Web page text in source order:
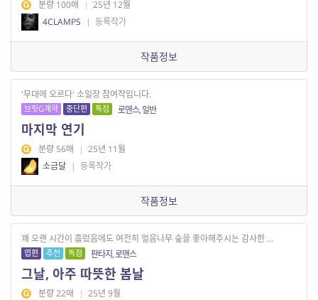
분량 100매 | 25년 12월
4CLAMPS
| 등록작가
작품정보
'무대에 오르다' 소일장 참여작입니다.
브릿G계약 중단편 독점 로맨스, 일반
마지막 연기
분량 56매 | 25년 11월
소금달 | 등록작가
작품정보
꽤 오랜 시간이 흘렀음에도 여전히 얼음나무 숲을 좋아해주시는 감사한 ...
엽편 추천 독점 판타지, 로맨스
그날, 아주 따뜻한 봄날
분량 22매 | 25년 9월